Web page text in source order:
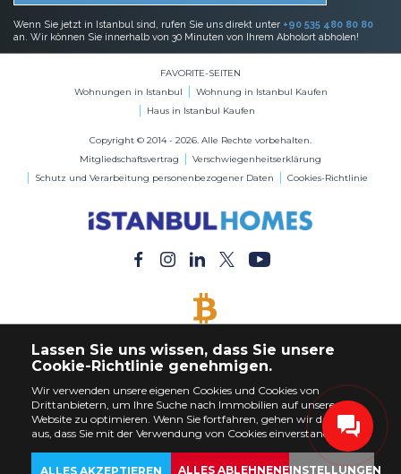
Wenn Sie jetzt in Istanbul sind, rufen Sie uns direkt unter +90 535 480 80 80
an. Wir können Sie innerhalb von 30 Minuten von Ihrem Abholort abholen!
FAVORITE-SEITEN
Wohnungen in Istanbul
Wohnung in Istanbul Kaufen
Haus in Istanbul Kaufen
Copyright © 2014 - 2026. Alle Rechte vorbehalten.
Mitgliedschaftsvertrag
Verschwiegenheitserklärung
Schutz und Verarbeitung personenbezogener Daten
Cookies-Richtlinie
Kaufen Sie jede Immobilie mit Bitcoin-Zahlung
Lassen Sie uns wissen, dass Sie unsere
Cookie-Richtlinie genehmigen.
Wir verwenden unsere eigenen Cookies und Cookies von
Drittanbietern, um Ihre Suche nach Immobilien auf unserer
Website zu optimieren. Wenn Sie fortfahren, gehen wir davon
aus, dass Sie mit der Verwendung von Cookies einverstanden sind.
ALLES AKZEPTIEREN ALLES ABLEHNENEINSTELLUNGEN